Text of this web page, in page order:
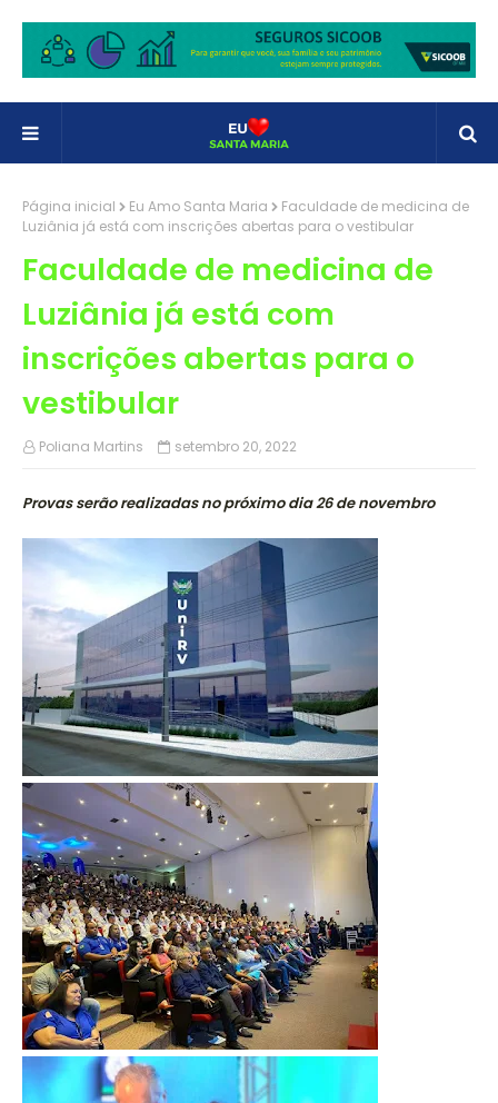
Página inicial Eu Amo Santa Maria
Faculdade de medicina de
Luziânia já está com inscrições abertas para o vestibular
Faculdade de medicina de
Luziânia já está com
inscrições abertas para o
vestibular
Poliana Martins setembro 20, 2022
Provas serão realizadas no próximo dia 26 de novembro